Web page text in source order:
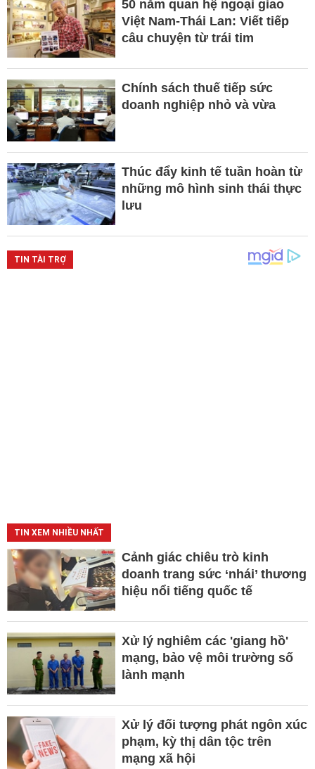
50 năm quan hệ ngoại giao
Việt Nam-Thái Lan: Viết tiếp
câu chuyện từ trái tim
Chính sách thuế tiếp sức
doanh nghiệp nhỏ và vừa
Thúc đẩy kinh tế tuần hoàn từ
những mô hình sinh thái thực
lưu
TIN XEM NHIỀU NHẤT
Cảnh giác chiêu trò kinh
doanh trang sức ‘nhái’ thương
hiệu nổi tiếng quốc tế
Xử lý nghiêm các 'giang hồ'
mạng, bảo vệ môi trường số
lành mạnh
Xử lý đối tượng phát ngôn xúc
phạm, kỳ thị dân tộc trên
mạng xã hội